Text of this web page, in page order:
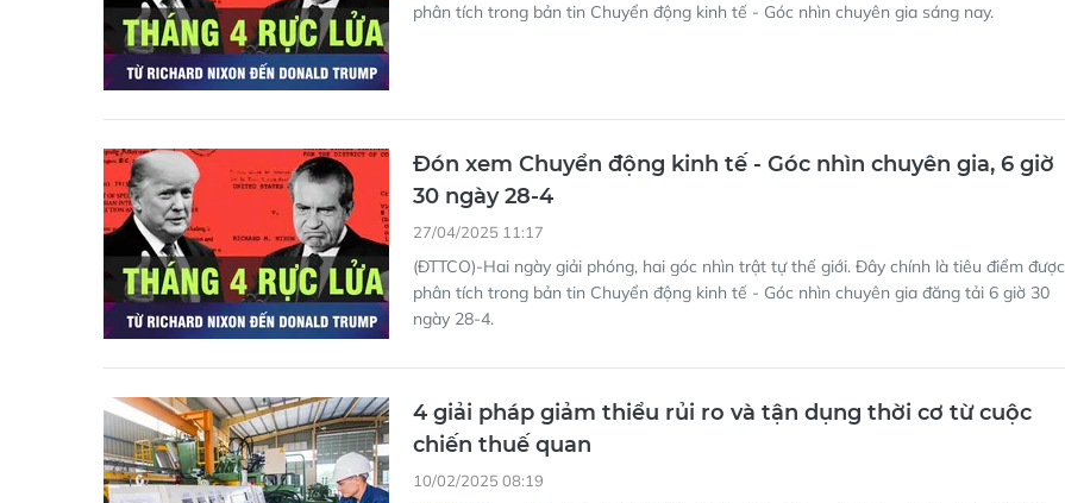
phân tích trong bản tin Chuyển động kinh tế - Góc nhìn chuyên gia sáng nay.
Đón xem Chuyển động kinh tế - Góc nhìn chuyên gia, 6 giờ
30 ngày 28-4
27/04/2025 11:17
(ĐTTCO)-Hai ngày giải phóng, hai góc nhìn trật tự thế giới. Đây chính là tiêu điểm được
phân tích trong bản tin Chuyển động kinh tế - Góc nhìn chuyên gia đăng tải 6 giờ 30
ngày 28-4.
4 giải pháp giảm thiểu rủi ro và tận dụng thời cơ từ cuộc
chiến thuế quan
10/02/2025 08:19